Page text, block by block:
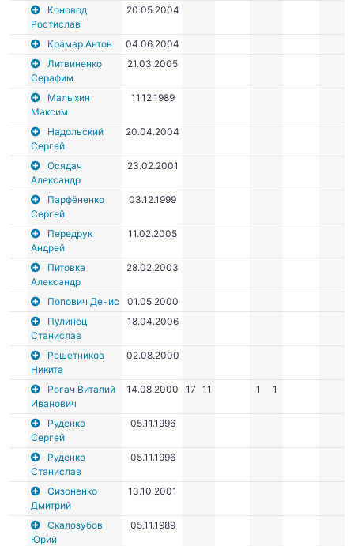
Коновод
Ростислав
20.05.2004
Крамар Антон
04.06.2004
Литвиненко
Серафим
21.03.2005
Малыхин
Максим
11.12.1989
Надольский
Сергей
20.04.2004
Осядач
Александр
23.02.2001
Парфёненко
Сергей
03.12.1999
Передрук
Андрей
11.02.2005
Питовка
Александр
28.02.2003
Попович Денис
01.05.2000
Пулинец
Станислав
18.04.2006
Решетников
Никита
02.08.2000
Рогач Виталий
Иванович
14.08.2000 17 11 1 1
Руденко
Сергей
05.11.1996
Руденко
Станислав
05.11.1996
Сизоненко
Дмитрий
13.10.2001
Скалозубов
Юрий
05.11.1989